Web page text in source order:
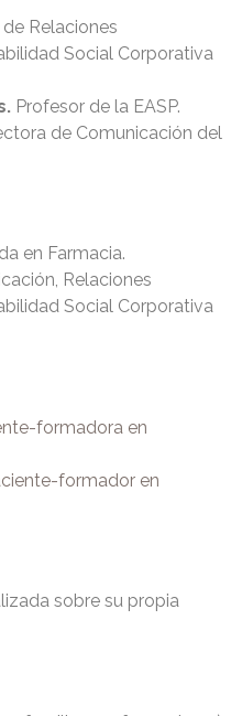
Relaciones
Social Corporativa
Profesor de la EASP.
de Comunicación del
en Farmacia.
Relaciones
Social Corporativa
formadora en
formador en
sobre su propia